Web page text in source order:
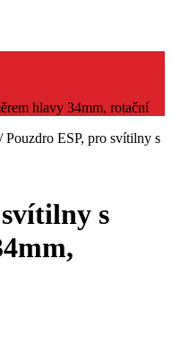
hlavy 34mm, rotační
/ Pouzdro ESP, pro svítilny s
s